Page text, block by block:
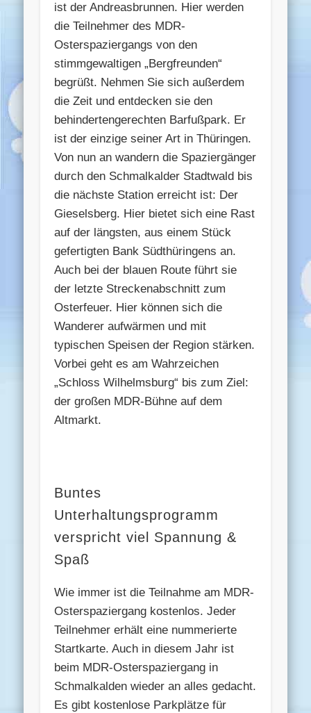
ist der Andreasbrunnen. Hier werden
die Teilnehmer des MDR-
Osterspaziergangs von den
stimmgewaltigen „Bergfreunden“
begrüßt. Nehmen Sie sich außerdem
die Zeit und entdecken sie den
behindertengerechten Barfußpark. Er
ist der einzige seiner Art in Thüringen.
Von nun an wandern die Spaziergänger
durch den Schmalkalder Stadtwald bis
die nächste Station erreicht ist: Der
Gieselsberg. Hier bietet sich eine Rast
auf der längsten, aus einem Stück
gefertigten Bank Südthüringens an.
Auch bei der blauen Route führt sie
der letzte Streckenabschnitt zum
Osterfeuer. Hier können sich die
Wanderer aufwärmen und mit
typischen Speisen der Region stärken.
Vorbei geht es am Wahrzeichen
„Schloss Wilhelmsburg“ bis zum Ziel:
der großen MDR-Bühne auf dem
Altmarkt.
Buntes
Unterhaltungsprogramm
verspricht viel Spannung &
Spaß
Wie immer ist die Teilnahme am MDR-
Osterspaziergang kostenlos. Jeder
Teilnehmer erhält eine nummerierte
Startkarte. Auch in diesem Jahr ist
beim MDR-Osterspaziergang in
Schmalkalden wieder an alles gedacht.
Es gibt kostenlose Parkplätze für